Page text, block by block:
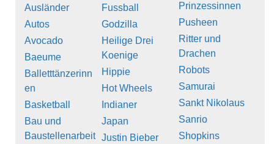
Ausländer
Autos
Avocado
Baeume
Balletttänzerinn
en
Basketball
Bau und
Baustellenarbeit
Fussball
Godzilla
Heilige Drei
Koenige
Hippie
Hot Wheels
Indianer
Japan
Justin Bieber
Prinzessinnen
Pusheen
Ritter und
Drachen
Robots
Samurai
Sankt Nikolaus
Sanrio
Shopkins